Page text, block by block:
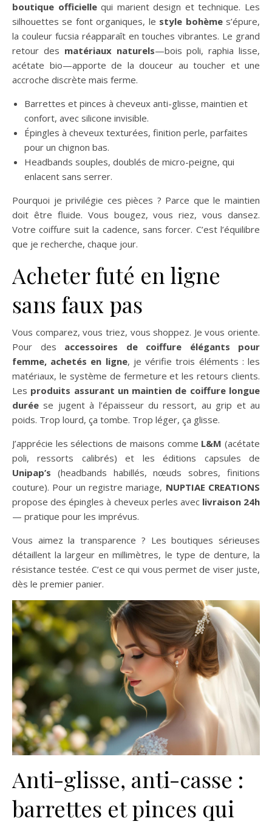
boutique officiellequi marient design et technique. Les
silhouettes se font organiques, le style bohèmes’épure,
la couleur fucsia réapparaît en touches vibrantes. Le grand
retour des matériaux naturels—bois poli, raphia lisse,
acétate bio—apporte de la douceur au toucher et une
accroche discrète mais ferme.
Barrettes et pinces à cheveux anti-glisse, maintien et
confort, avec silicone invisible.
Épingles à cheveux texturées, finition perle, parfaites
pour un chignon bas.
Headbands souples, doublés de micro-peigne, qui
enlacent sans serrer.
Pourquoi je privilégie ces pièces ? Parce que le maintien
doit être fluide. Vous bougez, vous riez, vous dansez.
Votre coiffure suit la cadence, sans forcer. C’est l’équilibre
que je recherche, chaque jour.
Acheter futé en ligne
sans faux pas
Vous comparez, vous triez, vous shoppez. Je vous oriente.
Pour des accessoires de coiffure élégants pour
femme, achetés en ligne, je vérifie trois éléments : les
matériaux, le système de fermeture et les retours clients.
Les produits assurant un maintien de coiffure longue
durée se jugent à l’épaisseur du ressort, au grip et au
poids. Trop lourd, ça tombe. Trop léger, ça glisse.
J’apprécie les sélections de maisons comme L&M (acétate
poli, ressorts calibrés) et les éditions capsules de
Unipap’s (headbands habillés, nœuds sobres, finitions
couture). Pour un registre mariage, NUPTIAE CREATIONS
propose des épingles à cheveux perles avec livraison 24h
— pratique pour les imprévus.
Vous aimez la transparence ? Les boutiques sérieuses
détaillent la largeur en millimètres, le type de denture, la
résistance testée. C’est ce qui vous permet de viser juste,
dès le premier panier.
Anti-glisse, anti-casse :
barrettes et pinces qui